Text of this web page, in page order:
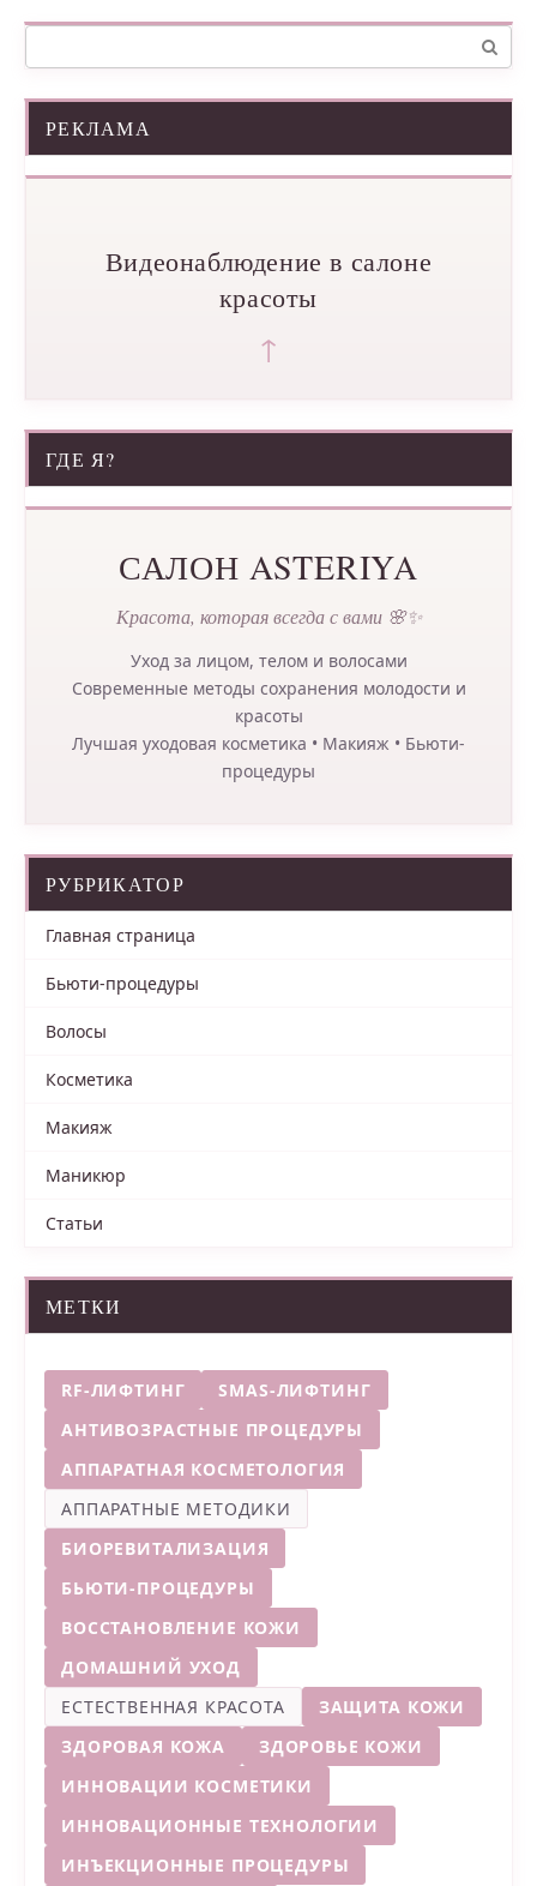
Поиск:
РЕКЛАМА
Видеонаблюдение в салоне
красоты
↑
ГДЕ Я?
САЛОН ASTERIYA
Красота, которая всегда с вами 🌸✨
Уход за лицом, телом и волосами
Современные методы сохранения молодости и
красоты
Лучшая уходовая косметика • Макияж • Бьюти-
процедуры
РУБРИКАТОР
Главная страница
Бьюти-процедуры
Волосы
Косметика
Макияж
Маникюр
Статьи
МЕТКИ
RF-ЛИФТИНГ
SMAS-ЛИФТИНГ
АНТИВОЗРАСТНЫЕ ПРОЦЕДУРЫ
АППАРАТНАЯ КОСМЕТОЛОГИЯ
АППАРАТНЫЕ МЕТОДИКИ
БИОРЕВИТАЛИЗАЦИЯ
БЬЮТИ-ПРОЦЕДУРЫ
ВОССТАНОВЛЕНИЕ КОЖИ
ДОМАШНИЙ УХОД
ЕСТЕСТВЕННАЯ КРАСОТА
ЗАЩИТА КОЖИ
ЗДОРОВАЯ КОЖА
ЗДОРОВЬЕ КОЖИ
ИННОВАЦИИ КОСМЕТИКИ
ИННОВАЦИОННЫЕ ТЕХНОЛОГИИ
ИНЪЕКЦИОННЫЕ ПРОЦЕДУРЫ